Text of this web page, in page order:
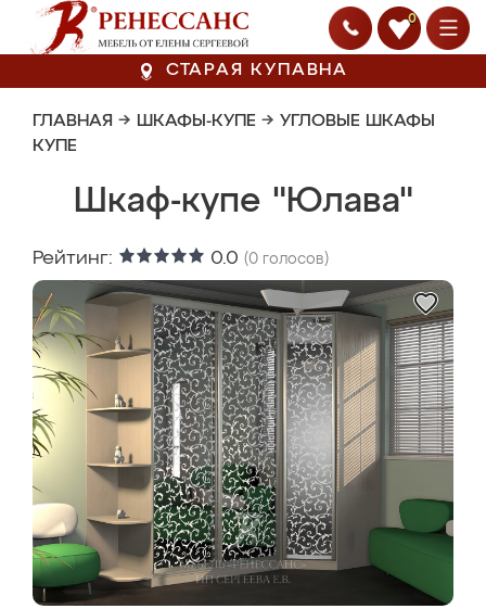
0
СТАРАЯ КУПАВНА
ГЛАВНАЯ → ШКАФЫ-КУПЕ → УГЛОВЫЕ ШКАФЫ
КУПЕ
Шкаф-купе "Юлава"
Рейтинг: 0.0 (0 голосов)